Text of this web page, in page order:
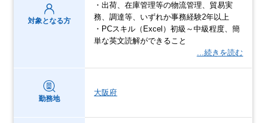
対象となる方
・出荷、在庫管理等の物流管理、貿易実
務、調達等、いずれか事務経験2年以上
・PCスキル（Excel）初級～中級程度、簡
単な英文読解ができること
…続きを読む
勤務地
大阪府